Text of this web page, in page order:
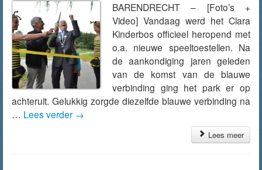
BARENDRECHT – [Foto’s +
Video] Vandaag werd het Clara
Kinderbos officieel heropend met
o.a. nieuwe speeltoestellen. Na
de aankondiging jaren geleden
van de komst van de blauwe
verbinding ging het park er op
achteruit. Gelukkig zorgde diezelfde blauwe verbinding na
… Lees verder →
Lees meer